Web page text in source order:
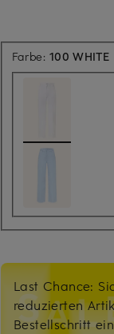
Farbe:100 WHITE
Last Chance:
reduzierten
Bestellschritt